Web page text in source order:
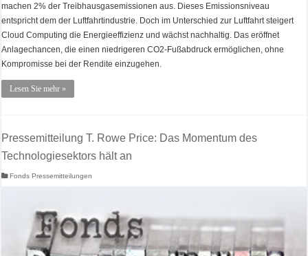
machen 2% der Treibhausgasemissionen aus. Dieses Emissionsniveau
entspricht dem der Luftfahrtindustrie. Doch im Unterschied zur Luftfahrt steigert
Cloud Computing die Energieeffizienz und wächst nachhaltig. Das eröffnet
Anlagechancen, die einen niedrigeren CO2-Fußabdruck ermöglichen, ohne
Kompromisse bei der Rendite einzugehen.
Lesen Sie mehr »
Pressemitteilung T. Rowe Price: Das Momentum des
Technologiesektors hält an
Fonds Pressemitteilungen